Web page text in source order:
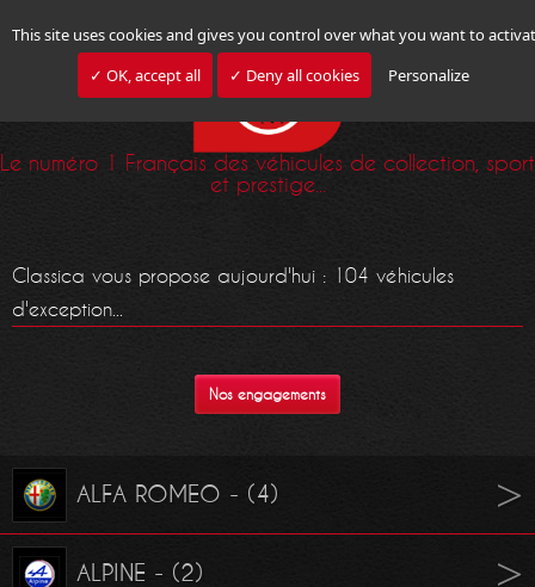
This site uses cookies and gives you control over what you want to
✓ OK, accept all
✓ Deny all cookies Personalize
Le numéro 1 Français des véhicules de collection, sport
et prestige...
Classica vous propose aujourd'hui : 104 véhicules
d'exception...
Nos engagements
ALFA ROMEO - (4)
ALPINE - (2)